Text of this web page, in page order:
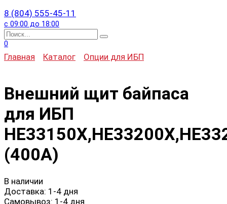
8 (804) 555-45-11
с 09:00 до 18:00
Search
for:
0
Главная Каталог Опции для ИБП
Внешний щит байпаса
для ИБП
(400A)
В наличии
Доставка: 1-4 дня
Самовывоз: 1-4 дня